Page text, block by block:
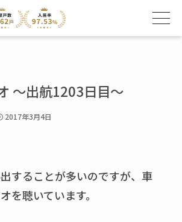
～出航1203日目～
2017年3月4日
することが多いのですが、車
を聴いています。